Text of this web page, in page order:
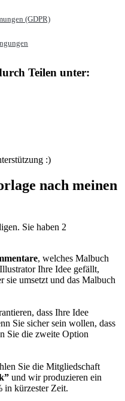
(GDPR)
Teilen unter:
:)
nach meinen
Sie haben 2
, welches Malbuch
Ihre Idee gefällt,
sie umsetzt und das Malbuch
dass Ihre Idee
Sie sicher sein wollen, dass
Sie die zweite Option
Sie die Mitgliedschaft
und wir produzieren ein
in kürzester Zeit.